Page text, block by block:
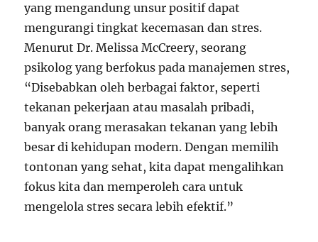
yang mengandung unsur positif dapat
mengurangi tingkat kecemasan dan stres.
Menurut Dr. Melissa McCreery, seorang
psikolog yang berfokus pada manajemen stres,
“Disebabkan oleh berbagai faktor, seperti
tekanan pekerjaan atau masalah pribadi,
banyak orang merasakan tekanan yang lebih
besar di kehidupan modern. Dengan memilih
tontonan yang sehat, kita dapat mengalihkan
fokus kita dan memperoleh cara untuk
mengelola stres secara lebih efektif.”